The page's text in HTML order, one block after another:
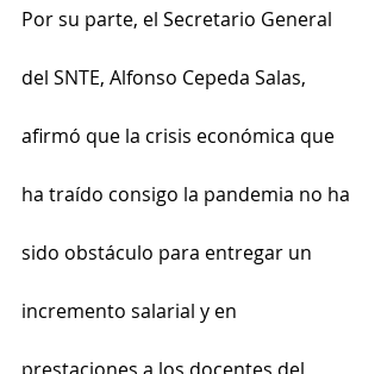
Por su parte, el Secretario General
del SNTE, Alfonso Cepeda Salas,
afirmó que la crisis económica que
ha traído consigo la pandemia no ha
sido obstáculo para entregar un
incremento salarial y en
prestaciones a los docentes del